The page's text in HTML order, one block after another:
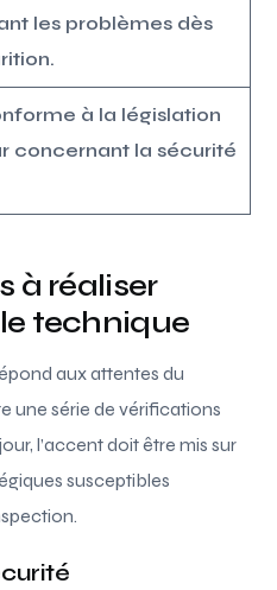
les problèmes dès
à la législation
concernant la sécurité
à réaliser
technique
aux attentes du
une série de vérifications
l’accent doit être mis sur
susceptibles